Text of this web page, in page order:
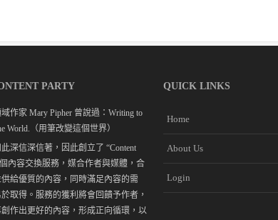
PARTY
作家 Mary Pipher 曾說過：Writing to
World.（用筆改變這個世界）
深信深信著，因此創立了 “Content
內容交換服務，媒合作者與媒體，合
給優質的內容，同時滿足內容的需
取得。服務的獲利將會回饋予作者，
作出更好的內容，形成正向循環，以
QUICK LINKS
Home
About Us
Login